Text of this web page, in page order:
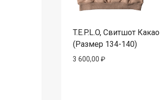
T.E.P.L.O, Свитшот Какао
(Размер 134-140)
3 600,00 ₽